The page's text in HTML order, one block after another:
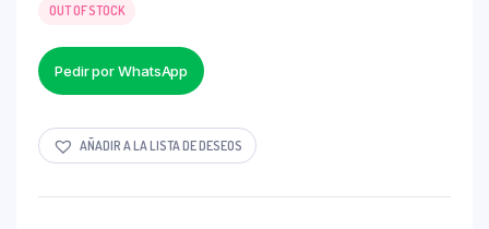
OUT OF STOCK
Pedir por WhatsApp
AÑADIR A LA LISTA DE DESEOS